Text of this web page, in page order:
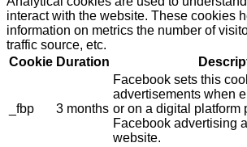
interact with the website. These cookies
information on metrics the number of
traffic source, etc.
Cookie Duration
_fbp 3 months
Facebook sets this
advertisements when
or on a digital platform
Facebook advertising
website.